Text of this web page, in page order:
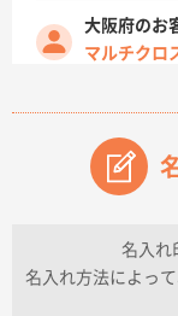
大阪府のお
マルチクロ
原稿データ
兵庫県のお
チケットホ
上記のとお
名入れ
名入れ方法によっ